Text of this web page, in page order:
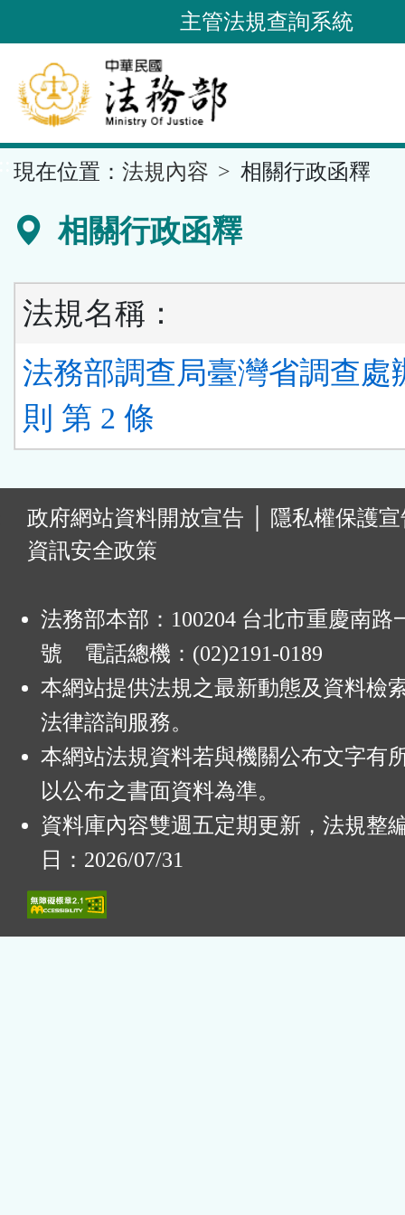
到
要
內
容
區
主管法規查詢系統
現在位置： 法規內容 相關行政函釋
相關行政函釋
法規名稱：
法務部調查局臺灣省調查處
則 第 2 條
政府網站資料開放宣告
隱私權保護
資訊安全政策
法務部本部：100204 台北市重慶南路
號 電話總機：(02)2191-0189
本網站提供法規之最新動態及資料檢
法律諮詢服務。
本網站法規資料若與機關公布文字有
以公布之書面資料為準。
資料庫內容雙週五定期更新，法規整
日：2026/07/31